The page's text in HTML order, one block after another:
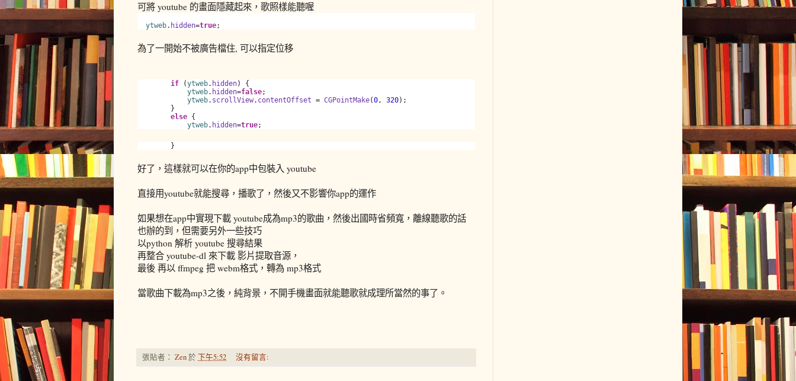
可將 youtube 的畫面隱藏起來，歌照樣能聽喔
ytweb. hidden=true;
為了一開始不被廣告檔住, 可以指定位移
if (ytweb. hidden) {
ytweb. hidden=false;
ytweb. scrollView. contentOffset = CGPointMake(0, 320);
}
else {
ytweb. hidden=true;
}
好了，這樣就可以在你的app中包裝入 youtube
直接用youtube就能搜尋，播歌了，然後又不影響你app的運作
如果想在app中實現下載 youtube成為mp3的歌曲，然後出國時省頻寬，離線聽歌的話
也辦的到，但需要另外一些技巧
以python 解析 youtube 搜尋結果
再整合 youtube-dl 來下載 影片提取音源，
最後 再以 ffmpeg 把 webm格式，轉為 mp3格式
當歌曲下載為mp3之後，純背景，不開手機畫面就能聽歌就成理所當然的事了。
張貼者： Zen於 下午5:52 沒有留言: